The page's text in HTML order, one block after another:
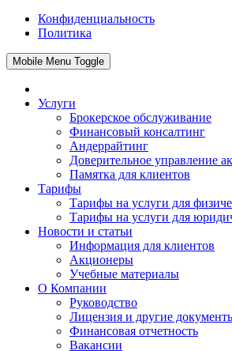
Конфиденциальность
Политика
Mobile Menu Toggle
Услуги
Брокерское обслуживание
Финансовый консалтинг
Андеррайтинг
Доверительное управление
Памятка для клиентов
Тарифы
Тарифы на услуги для
Тарифы на услуги для
Новости и статьи
Информация для клиентов
Акционеры
Учебные материалы
О Компании
Руководство
Лицензия и другие
Финансовая отчетность
Вакансии